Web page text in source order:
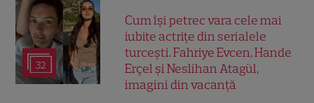
32
Cum își petrec vara cele mai
iubite actrițe din serialele
turcești. Fahriye Evcen, Hande
Erçel și Neslihan Atagül,
imagini din vacanță